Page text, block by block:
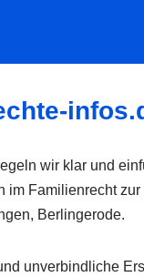
wir klar und
im Familienrecht
Berlingerode.
unverbindliche